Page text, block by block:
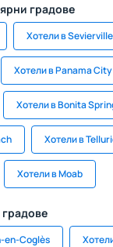
градове
Хотели в Sevierville
Хотели в Panama
Хотели в Bonita
Хотели в
Хотели в Moab
en-Coglès